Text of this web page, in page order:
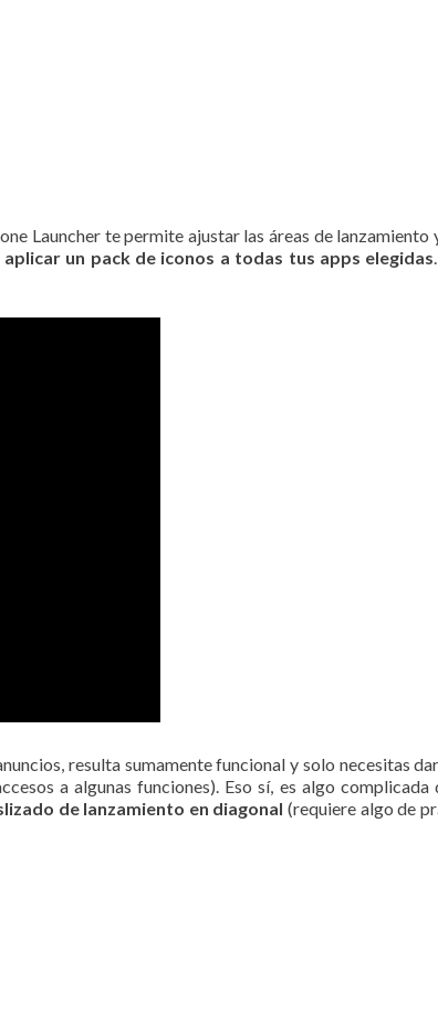
Launcher te permite ajustar las áreas de
un pack de iconos a todas tus apps elegidas
resulta sumamente funcional y solo necesitas
a algunas funciones). Eso sí, es algo complicada
de lanzamiento en diagonal (requiere algo de